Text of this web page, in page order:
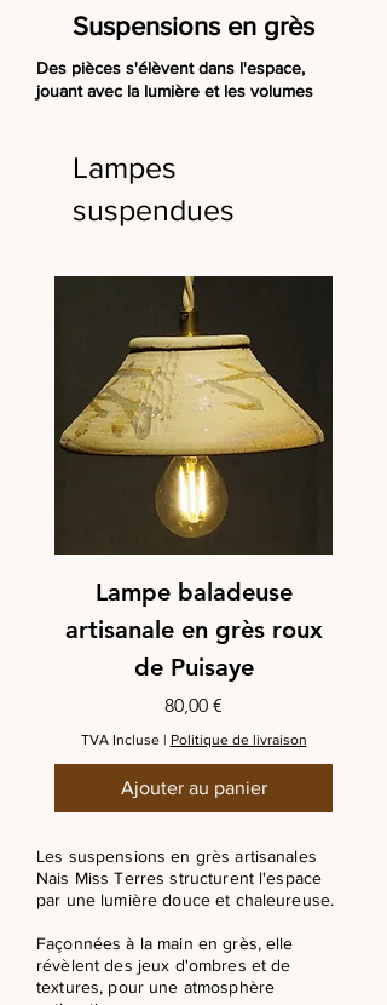
Suspensions en grès
Des pièces s'élèvent dans l'espace,
jouant avec la lumière et les volumes
Lampes
suspendues
Lampe baladeuse
artisanale en grès roux
de Puisaye
Prix
80,00 €
TVA Incluse| Politique de livraison
Ajouter au panier
Les suspensions en grès artisanales
Nais Miss Terres structurent l'espace
par une lumière douce et chaleureuse.
Façonnées à la main en grès, elle
révèlent des jeux d'ombres et de
textures, pour une atmosphère